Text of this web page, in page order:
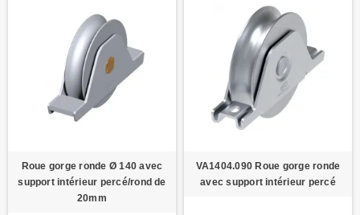
Roue gorge ronde Ø 140 avec
support intérieur percé/rond de
20mm
VA1404.090 Roue gorge ronde
avec support intérieur percé